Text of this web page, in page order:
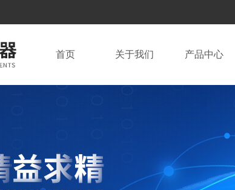
首页 关于我们 产品中心